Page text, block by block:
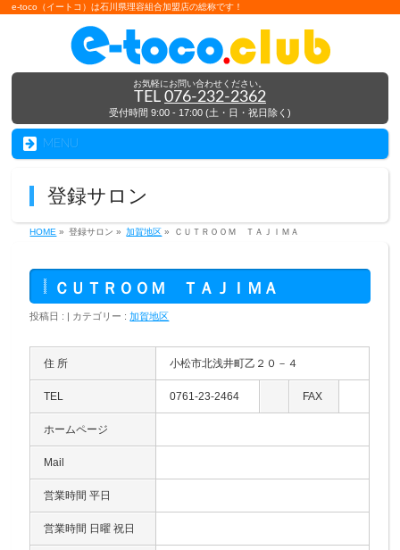
e-toco（イートコ）は石川県理容組合加盟店の総称です！
お気軽にお問い合わせください。
TEL 076-232-2362
受付時間 9:00 - 17:00 (土・日・祝日除く)
MENU
登録サロン
HOME » 登録サロン » 加賀地区 » ＣＵＴＲＯＯＭ ＴＡＪＩＭＡ
ＣＵＴＲＯＯＭ ＴＡＪＩＭＡ
投稿日 : | カテゴリー :加賀地区
住 所 小松市北浅井町乙２０－４
TEL 0761-23-2464 FAX
ホームページ
Mail
営業時間 平日
営業時間 日曜 祝日